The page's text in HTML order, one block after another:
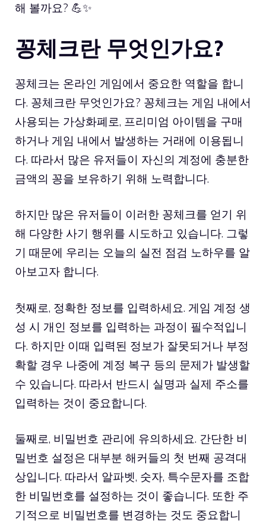
해 볼까요? 💪✨
꽁체크란 무엇인가요?
꽁체크는 온라인 게임에서 중요한 역할을 합니
다. 꽁체크란 무엇인가요? 꽁체크는 게임 내에서
사용되는 가상화폐로, 프리미엄 아이템을 구매
하거나 게임 내에서 발생하는 거래에 이용됩니
다. 따라서 많은 유저들이 자신의 계정에 충분한
금액의 꽁을 보유하기 위해 노력합니다.
하지만 많은 유저들이 이러한 꽁체크를 얻기 위
해 다양한 사기 행위를 시도하고 있습니다. 그렇
기 때문에 우리는 오늘의 실전 점검 노하우를 알
아보고자 합니다.
첫째로, 정확한 정보를 입력하세요. 게임 계정 생
성 시 개인 정보를 입력하는 과정이 필수적입니
다. 하지만 이때 입력된 정보가 잘못되거나 부정
확할 경우 나중에 계정 복구 등의 문제가 발생할
수 있습니다. 따라서 반드시 실명과 실제 주소를
입력하는 것이 중요합니다.
둘째로, 비밀번호 관리에 유의하세요. 간단한 비
밀번호 설정은 대부분 해커들의 첫 번째 공격대
상입니다. 따라서 알파벳, 숫자, 특수문자를 조합
한 비밀번호를 설정하는 것이 좋습니다. 또한 주
기적으로 비밀번호를 변경하는 것도 중요합니